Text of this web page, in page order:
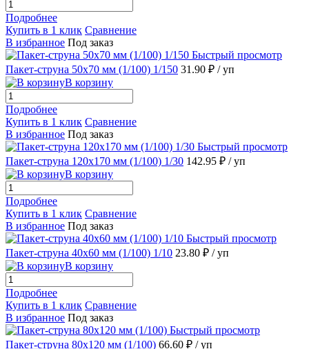
Подробнее
Купить в 1 клик Сравнение
В избранное Под заказ
Быстрый просмотр
Пакет-струна 50х70 мм (1/100) 1/150 31.90 ₽ / уп
В корзину
Подробнее
Купить в 1 клик Сравнение
В избранное Под заказ
Быстрый просмотр
Пакет-струна 120х170 мм (1/100) 1/30 142.95 ₽ / уп
В корзину
Подробнее
Купить в 1 клик Сравнение
В избранное Под заказ
Быстрый просмотр
Пакет-струна 40х60 мм (1/100) 1/10 23.80 ₽ / уп
В корзину
Подробнее
Купить в 1 клик Сравнение
В избранное Под заказ
Быстрый просмотр
Пакет-струна 80х120 мм (1/100) 66.60 ₽ / уп